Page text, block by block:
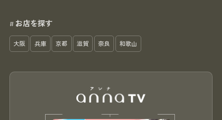
# お店を探す
大阪 兵庫 京都 滋賀 奈良 和歌山